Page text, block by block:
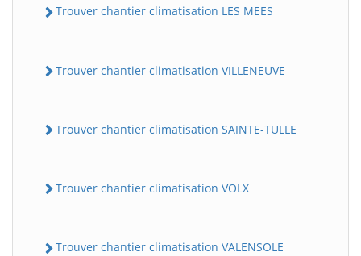
Trouver chantier climatisation LES MEES
Trouver chantier climatisation VILLENEUVE
Trouver chantier climatisation SAINTE-TULLE
Trouver chantier climatisation VOLX
Trouver chantier climatisation VALENSOLE